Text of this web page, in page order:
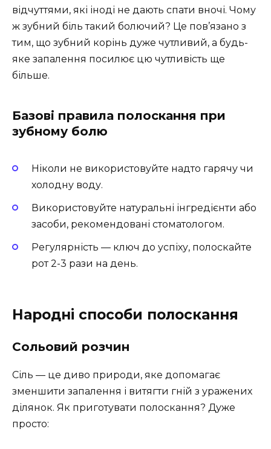
відчуттями, які іноді не дають спати вночі. Чому
ж зубний біль такий болючий? Це пов’язано з
тим, що зубний корінь дуже чутливий, а будь-
яке запалення посилює цю чутливість ще
більше.
Базові правила полоскання при
зубному болю
Ніколи не використовуйте надто гарячу чи
холодну воду.
Використовуйте натуральні інгредієнти або
засоби, рекомендовані стоматологом.
Регулярність — ключ до успіху, полоскайте
рот 2-3 рази на день.
Народні способи полоскання
Сольовий розчин
Сіль — це диво природи, яке допомагає
зменшити запалення і витягти гній з уражених
ділянок. Як приготувати полоскання? Дуже
просто: